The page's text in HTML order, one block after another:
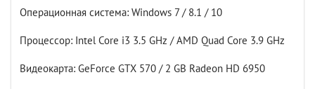
Операционная система: Windows 7 / 8.1 / 10
Процессор: Intel Core i3 3.5 GHz / AMD Quad Core 3.9 GHz
Видеокарта: GeForce GTX 570 / 2 GB Radeon HD 6950